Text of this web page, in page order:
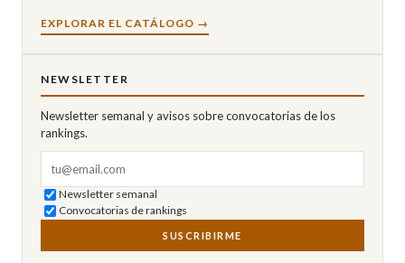
EXPLORAR EL CATÁLOGO →
NEWSLETTER
Newsletter semanal y avisos sobre convocatorias de los
rankings.
Newsletter semanal
Convocatorias de rankings
SUSCRIBIRME